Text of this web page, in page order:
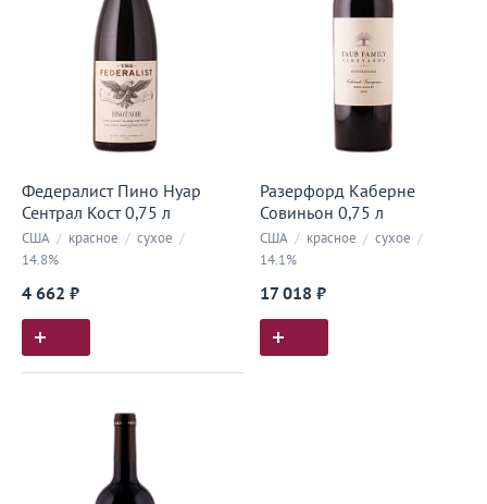
Федералист Пино Нуар
Сентрал Кост 0,75 л
США / красное / сухое /
14.8%
4 662 ₽
Разерфорд Каберне
Совиньон 0,75 л
США / красное / сухое /
14.1%
17 018 ₽